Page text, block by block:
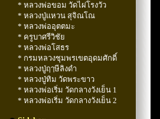
* หลวงพ่อขอม วัดไผ่โรงวัว
* หลวงปู่แหวน สุจิณโณ
* หลวงพ่ออุตตมะ
* ครูบาศรีวิชัย
* หลวงพ่อโสธร
* กรมหลวงชุมพรเขตอุดมศักดิ์
* หลวงปู่ฤๅษีลิงดำ
* หลวงปู่ทิม วัดพระขาว
* หลวงพ่อเริ่ม วัดกลางวังเย็น 1
* หลวงพ่อเริ่ม วัดกลางวังเย็น 2